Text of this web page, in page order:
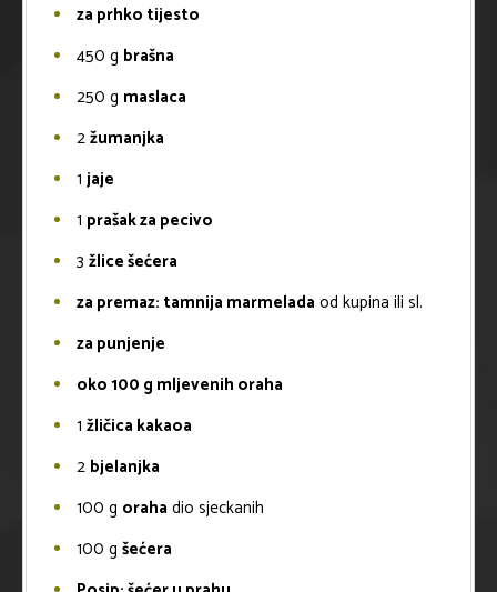
za prhko tijesto
450 g brašna
250 g maslaca
2žumanjka
1 jaje
1 prašak za pecivo
3 žlice šećera
za premaz: tamnija marmelada od kupina ili sl.
za punjenje
oko 100 g mljevenih oraha
1 žličica kakaoa
2 bjelanjka
100 g oraha dio sjeckanih
100 g šećera